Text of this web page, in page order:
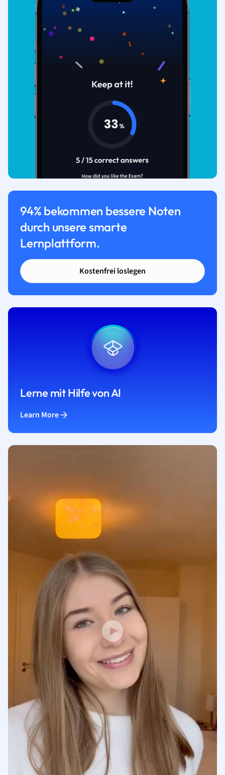
94% bekommen bessere Noten
durch unsere smarte
Lernplattform.
Kostenfrei loslegen
Lerne mit Hilfe von AI
Learn More